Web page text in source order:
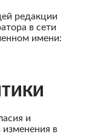
редакции
в сети
имени:
и
изменения в